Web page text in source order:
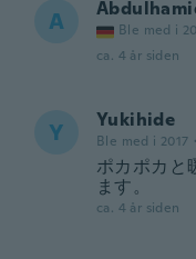
A Ble med i
ca. 4 år siden
Y Yukihide
Ble med i 2017 ·
ポカポカと
ます。
ca. 4 år siden